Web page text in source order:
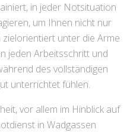
in jeder Notsituation
um Ihnen nicht nur
unter die Arme
jeden Arbeitsschritt und
des vollständigen
unterrichtet fühlen.
vor allem im Hinblick auf
in Wadgassen